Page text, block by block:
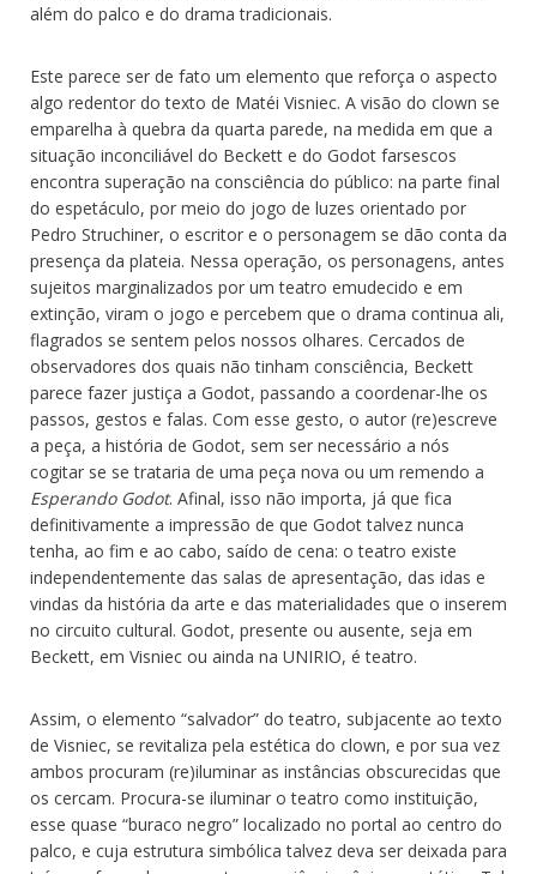
além do palco e do drama tradicionais.
Este parece ser de fato um elemento que reforça o aspecto
algo redentor do texto de Matéi Visniec. A visão do clown se
emparelha à quebra da quarta parede, na medida em que a
situação inconciliável do Beckett e do Godot farsescos
encontra superação na consciência do público: na parte final
do espetáculo, por meio do jogo de luzes orientado por
Pedro Struchiner, o escritor e o personagem se dão conta da
presença da plateia. Nessa operação, os personagens, antes
sujeitos marginalizados por um teatro emudecido e em
extinção, viram o jogo e percebem que o drama continua ali,
flagrados se sentem pelos nossos olhares. Cercados de
observadores dos quais não tinham consciência, Beckett
parece fazer justiça a Godot, passando a coordenar-lhe os
passos, gestos e falas. Com esse gesto, o autor (re)escreve
a peça, a história de Godot, sem ser necessário a nós
cogitar se se trataria de uma peça nova ou um remendo a
Esperando Godot. Afinal, isso não importa, já que fica
definitivamente a impressão de que Godot talvez nunca
tenha, ao fim e ao cabo, saído de cena: o teatro existe
independentemente das salas de apresentação, das idas e
vindas da história da arte e das materialidades que o inserem
no circuito cultural. Godot, presente ou ausente, seja em
Beckett, em Visniec ou ainda na UNIRIO, é teatro.
Assim, o elemento “salvador” do teatro, subjacente ao texto
de Visniec, se revitaliza pela estética do clown, e por sua vez
ambos procuram (re)iluminar as instâncias obscurecidas que
os cercam. Procura-se iluminar o teatro como instituição,
esse quase “buraco negro” localizado no portal ao centro do
palco, e cuja estrutura simbólica talvez deva ser deixada para